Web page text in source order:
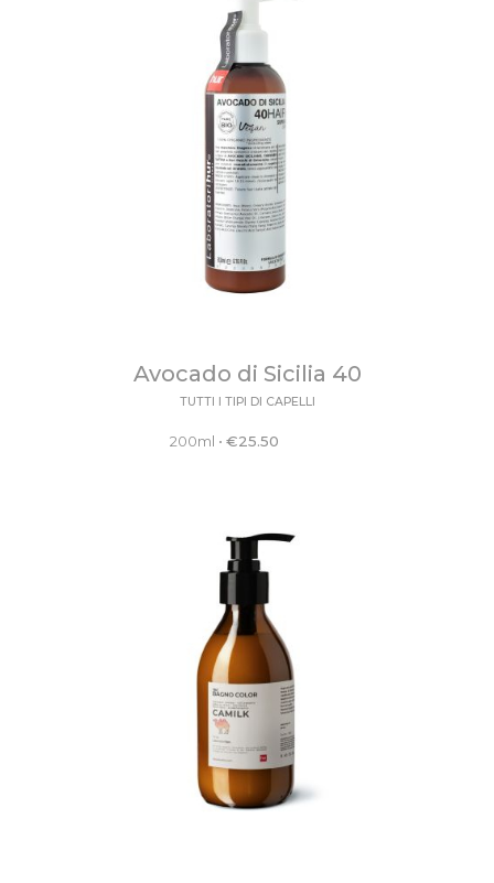
Avocado di Sicilia 40
TUTTI I TIPI DI CAPELLI
200ml •€25.50